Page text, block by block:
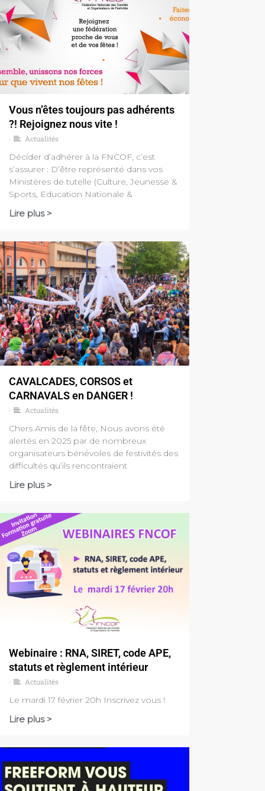
Vous n’êtes toujours pas adhérents
?! Rejoignez nous vite !
• Actualités
Décider d’adhérer à la FNCOF, c’est
s’assurer : D’être représenté dans vos
Ministères de tutelle (Culture, Jeunesse &
Sports, Education Nationale &
Lire plus >
CAVALCADES, CORSOS et
CARNAVALS en DANGER !
• Actualités
Chers Amis de la fête, Nous avons été
alertés en 2025 par de nombreux
organisateurs bénévoles de festivités des
difficultés qu’ils rencontraient
Lire plus >
Webinaire : RNA, SIRET, code APE,
statuts et règlement intérieur
• Actualités
Le mardi 17 février 20h Inscrivez vous !
Lire plus >